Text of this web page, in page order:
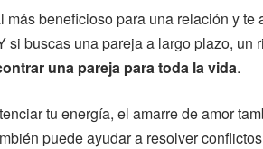
más beneficioso para una relación y
si buscas una pareja a largo plazo, un
una pareja para toda la vida.
tu energía, el amarre de amor
puede ayudar a resolver